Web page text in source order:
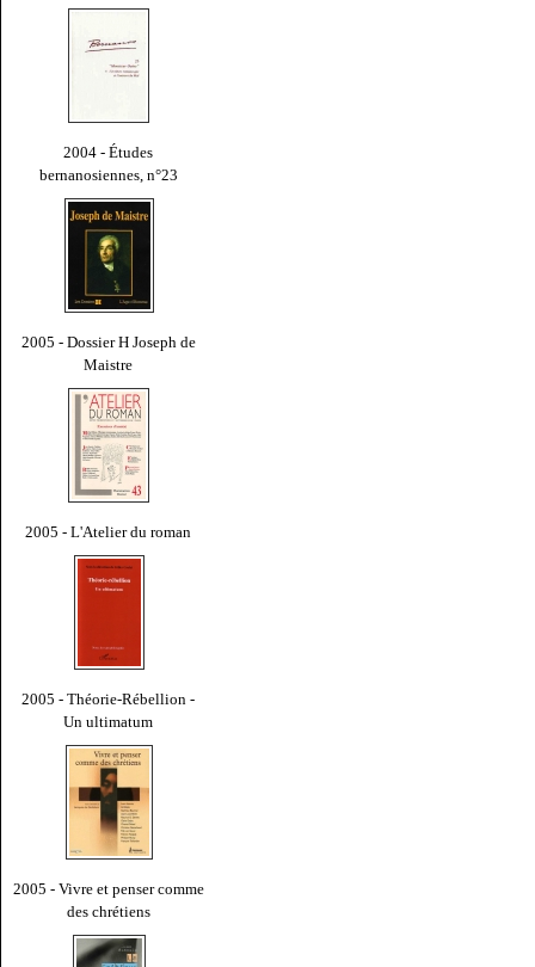
2004 - Études
bernanosiennes, n°23
2005 - Dossier H Joseph de
Maistre
2005 - L'Atelier du roman
2005 - Théorie-Rébellion -
Un ultimatum
2005 - Vivre et penser comme
des chrétiens